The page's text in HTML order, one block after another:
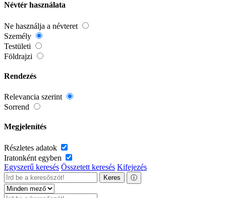
Névtér használata
Ne használja a névteret
Személy
Testületi
Földrajzi
Rendezés
Relevancia szerint
Sorrend
Megjelenítés
Részletes adatok
Iratonként egyben
Egyszerű keresés Összetett keresés Kifejezés
Keres ⓘ